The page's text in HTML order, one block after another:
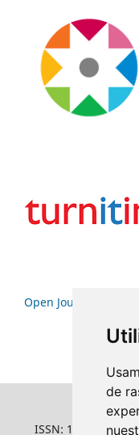
de
Open Journal Systems
ISSN: 1022-6508